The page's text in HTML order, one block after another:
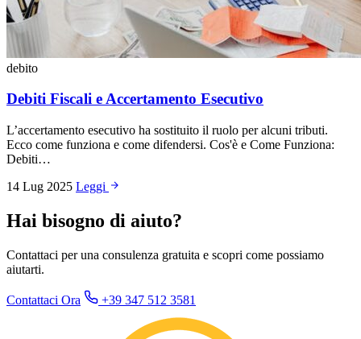
debito
Debiti Fiscali e Accertamento Esecutivo
L’accertamento esecutivo ha sostituito il ruolo per alcuni tributi.
Ecco come funziona e come difendersi. Cos'è e Come Funziona:
Debiti…
14 Lug 2025 Leggi
Hai bisogno di aiuto?
Contattaci per una consulenza gratuita e scopri come possiamo
aiutarti.
Contattaci Ora +39 347 512 3581